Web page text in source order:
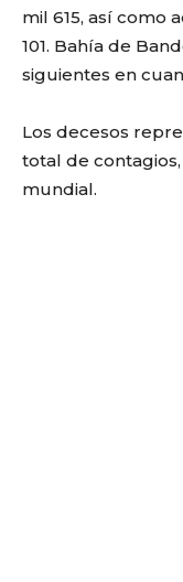
mil 615, así como
101. Bahía de
siguientes en
Los decesos
total de
mundial.